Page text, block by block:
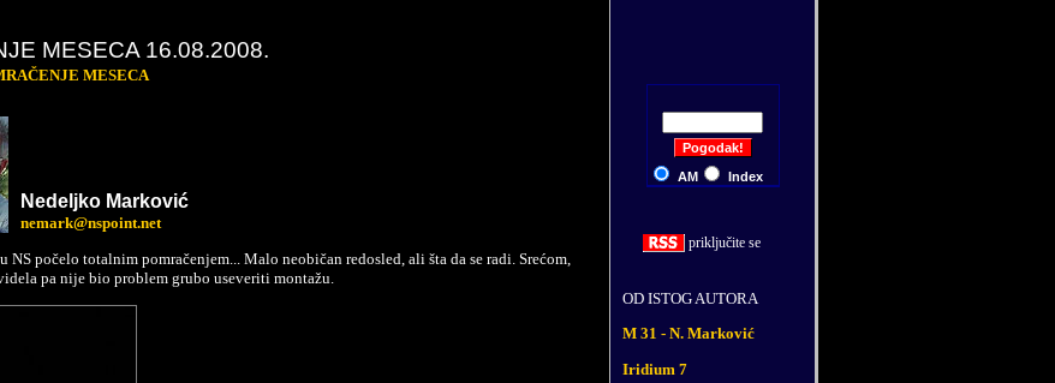
MESECA 16.08.2008.
MESECA
Nedeljko Marković
nemark@nspoint.net
NS počelo totalnim pomračenjem... Malo neobičan redosled, ali šta da se radi. Srećom,
pa nije bio problem grubo useveriti montažu.
AM Index
priključite se
OD ISTOG AUTORA
M 31 - N. Marković
Iridium 7